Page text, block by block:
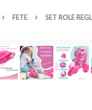
FETE SET ROLE